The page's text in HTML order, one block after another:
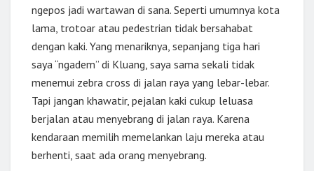
ngepos jadi wartawan di sana. Seperti umumnya kota
lama, trotoar atau pedestrian tidak bersahabat
dengan kaki. Yang menariknya, sepanjang tiga hari
saya “ngadem” di Kluang, saya sama sekali tidak
menemui zebra cross di jalan raya yang lebar-lebar.
Tapi jangan khawatir, pejalan kaki cukup leluasa
berjalan atau menyebrang di jalan raya. Karena
kendaraan memilih memelankan laju mereka atau
berhenti, saat ada orang menyebrang.